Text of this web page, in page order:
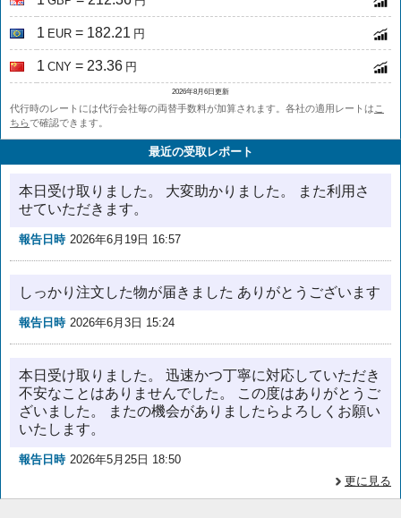
1 EUR = 182.21 円
1 CNY = 23.36 円
2026年8月6日更新
代行時のレートには代行会社毎の両替手数料が加算されます。各社の適用レートは こ
ちらで確認できます。
最近の受取レポート
本日受け取りました。 大変助かりました。 また利用さ
せていただきます。
報告日時 2026年6月19日 16:57
しっかり注文した物が届きました ありがとうございます
報告日時 2026年6月3日 15:24
本日受け取りました。 迅速かつ丁寧に対応していただき
不安なことはありませんでした。 この度はありがとうご
ざいました。 またの機会がありましたらよろしくお願い
いたします。
報告日時 2026年5月25日 18:50
更に見る